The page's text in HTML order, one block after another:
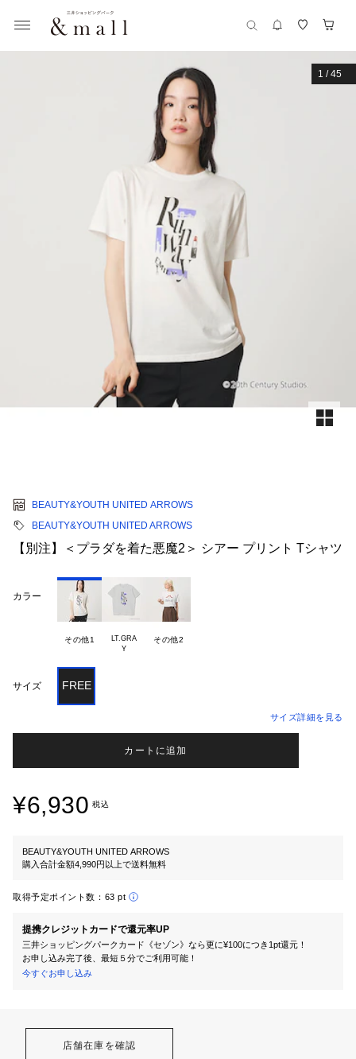
1 /45
BEAUTY&YOUTH UNITED ARROWS
BEAUTY&YOUTH UNITED ARROWS
【別注】＜プラダを着た悪魔2＞ シアー プリント Tシャツ
カラー
その他1
LT.GRA
その他2
サイズ FREE
サイズ詳細を見る
カートに追加
¥6,930 税込
BEAUTY&YOUTH UNITED ARROWS
購入合計金額4,990円以上で送料無料
取得予定ポイント数： 63 pt
提携クレジットカードで還元率UP
三井ショッピングパークカード《セゾン》なら更に¥100につき1pt還元！
お申し込み完了後、最短５分でご利用可能！
今すぐお申し込み
店舗在庫を確認